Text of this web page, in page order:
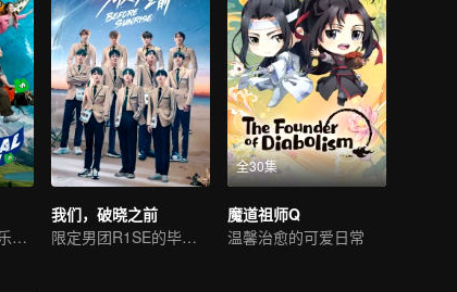
沈腾与朋友们的欢乐野游
我们，破晓之前
限定男团R1SE的毕业团综
全30集
魔道祖师Q
温馨治愈的可爱日常